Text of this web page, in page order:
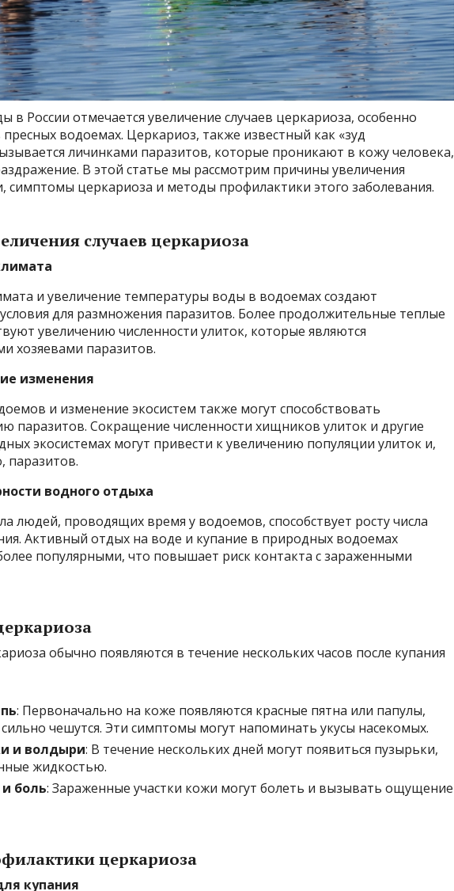
в России отмечается увеличение случаев церкариоза, особенно
пресных водоемах. Церкариоз, также известный как «зуд
личинками паразитов, которые проникают в кожу человека,
В этой статье мы рассмотрим причины увеличения
симптомы церкариоза и методы профилактики этого заболевания.
случаев церкариоза
и увеличение температуры воды в водоемах создают
для размножения паразитов. Более продолжительные теплые
увеличению численности улиток, которые являются
хозяевами паразитов.
изменения
и изменение экосистем также могут способствовать
паразитов. Сокращение численности хищников улиток и другие
экосистемах могут привести к увеличению популяции улиток и,
паразитов.
водного отдыха
людей, проводящих время у водоемов, способствует росту числа
Активный отдых на воде и купание в природных водоемах
популярными, что повышает риск контакта с зараженными
обычно появляются в течение нескольких часов после купания
: Первоначально на коже появляются красные пятна или папулы,
чешутся. Эти симптомы могут напоминать укусы насекомых.
и волдыри: В течение нескольких дней могут появиться пузырьки,
жидкостью.
боль: Зараженные участки кожи могут болеть и вызывать ощущение
церкариоза
купания